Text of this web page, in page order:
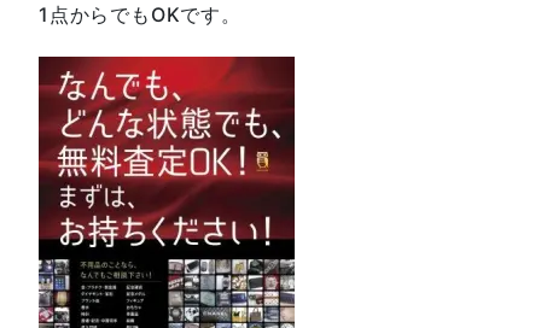
1点からでもOKです。